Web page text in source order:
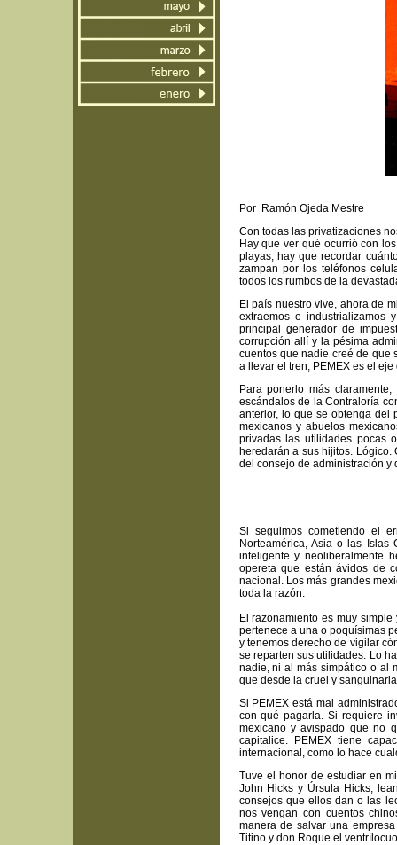
Por Ramón Ojeda Mestre
Con todas las privatizaciones
Hay que ver qué ocurrió con
playas, hay que recordar
zampan por los teléfonos
todos los rumbos de la
El país nuestro vive, ahora de
extraemos e industrializamos
principal generador de
corrupción allí y la pésima
cuentos que nadie creé de que
a llevar el tren, PEMEX es el
Para ponerlo más
escándalos de la Contraloría
anterior, lo que se obtenga del
mexicanos y abuelos
privadas las utilidades pocas
heredarán a sus hijitos.
del consejo de administración y
Si seguimos cometiendo el
Norteamérica, Asia o las
inteligente y neoliberalmente
opereta que están ávidos de
nacional. Los más grandes
toda la razón.
El razonamiento es muy
pertenece a una o poquísimas
y tenemos derecho de vigilar
se reparten sus utilidades. Lo
nadie, ni al más simpático o al
que desde la cruel y
Si PEMEX está mal
con qué pagarla. Si requiere
mexicano y avispado que no
capitalice. PEMEX tiene
internacional, como lo hace
Tuve el honor de estudiar en
John Hicks y Úrsula Hicks,
consejos que ellos dan o las
nos vengan con cuentos
manera de salvar una
Titino y don Roque el